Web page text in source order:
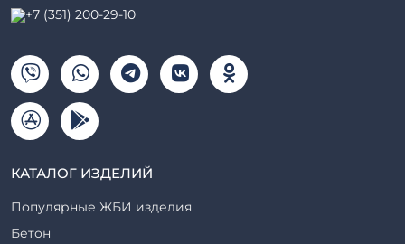
+7 (351) 200-29-10
КАТАЛОГ ИЗДЕЛИЙ
Популярные ЖБИ изделия
Бетон